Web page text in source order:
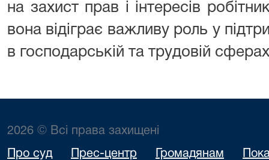
на захист прав і інтересів
вона відіграє важливу роль у
в господарській та трудовій
2026 © Всі права захищені
Про суд Прес-центр Громадянам